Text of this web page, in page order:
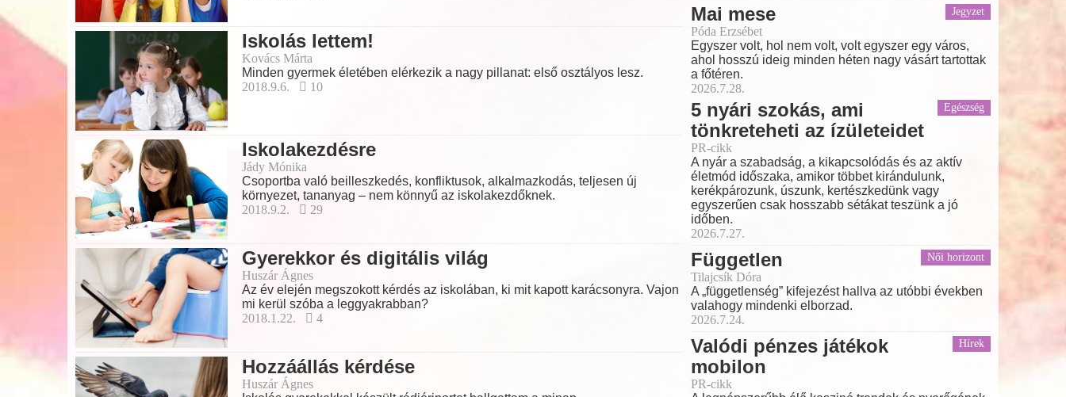
Iskolás lettem!
Kovács Márta
Minden gyermek életében elérkezik a nagy pillanat: első osztályos lesz.
2018.9.6.
10
Iskolakezdésre
Jády Mónika
Csoportba való beilleszkedés, konfliktusok, alkalmazkodás, teljesen új
környezet, tananyag – nem könnyű az iskolakezdőknek.
2018.9.2.
29
Gyerekkor és digitális világ
Huszár Ágnes
Az év elején megszokott kérdés az iskolában, ki mit kapott karácsonyra. Vajon
mi kerül szóba a leggyakrabban?
2018.1.22.
4
Hozzáállás kérdése
Huszár Ágnes
Jegyzet
Mai mese
Póda Erzsébet
Egyszer volt, hol nem volt, volt egyszer egy város,
ahol hosszú ideig minden héten nagy vásárt tartottak
a főtéren.
2026.7.28.
Egészség
5 nyári szokás, ami
tönkreteheti az ízületeidet
PR-cikk
A nyár a szabadság, a kikapcsolódás és az aktív
életmód időszaka, amikor többet kirándulunk,
kerékpározunk, úszunk, kertészkedünk vagy
egyszerűen csak hosszabb sétákat teszünk a jó
időben.
2026.7.27.
Női horizont
Független
Tilajcsík Dóra
A „függetlenség” kifejezést hallva az utóbbi években
valahogy mindenki elborzad.
2026.7.24.
Hírek
Valódi pénzes játékok
mobilon
PR-cikk